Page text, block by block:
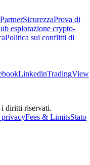
PartnerSicurezzaProva di
esplorazione crypto-
Politica sui conflitti di
LinkedinTradingView
diritti riservati.
privacyFees & LimitsStato